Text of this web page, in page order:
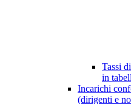
Tassi
in
Incarichi
(dirigenti e